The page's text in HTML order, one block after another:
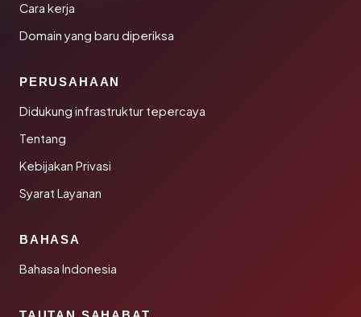
Cara kerja
Domain yang baru diperiksa
PERUSAHAAN
Didukung infrastruktur tepercaya
Tentang
Kebijakan Privasi
Syarat Layanan
BAHASA
Bahasa Indonesia